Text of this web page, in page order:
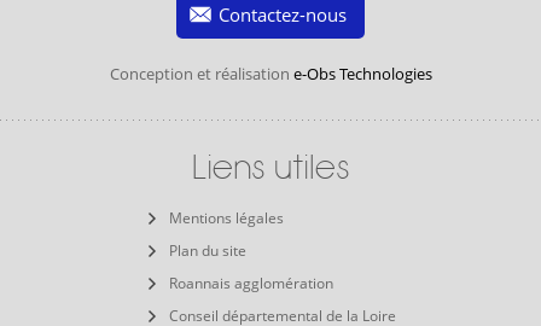
Contactez-nous
Conception et réalisation e-Obs Technologies
Liens utiles
Mentions légales
Plan du site
Roannais agglomération
Conseil départemental de la Loire